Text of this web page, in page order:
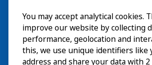
ご利用案内
探索
EN
You may accept analytical cookies.
improve our website by collecting
performance, geolocation and
this, we use unique identifiers like
address and share your data with